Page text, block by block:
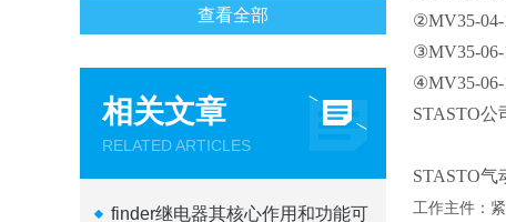
查看全部
相关文章
RELATED ARTICLES
finder继电器其核心作用和功能可
②MV35-04-
③MV35-06-
④MV35-06-
STASTO公
STASTO气
工作主件：